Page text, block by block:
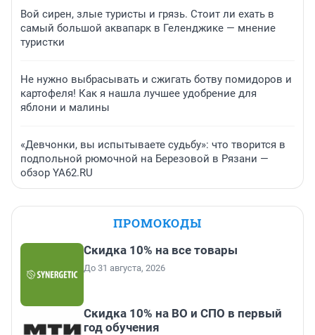
Вой сирен, злые туристы и грязь. Стоит ли ехать в
самый большой аквапарк в Геленджике — мнение
туристки
Не нужно выбрасывать и сжигать ботву помидоров и
картофеля! Как я нашла лучшее удобрение для
яблони и малины
«Девчонки, вы испытываете судьбу»: что творится в
подпольной рюмочной на Березовой в Рязани —
обзор YA62.RU
ПРОМОКОДЫ
Скидка 10% на все товары
До 31 августа, 2026
Скидка 10% на ВО и СПО в первый
год обучения